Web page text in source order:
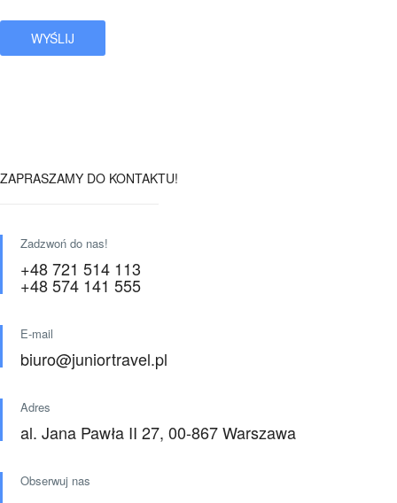
ZAPRASZAMY DO KONTAKTU!
Zadzwoń do nas!
+48 721 514 113
+48 574 141 555
E-mail
biuro@juniortravel.pl
Adres
al. Jana Pawła II 27, 00-867 Warszawa
Obserwuj nas